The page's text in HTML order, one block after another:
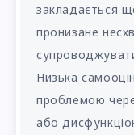
закладається
пронизане
Низька
проблемою
або